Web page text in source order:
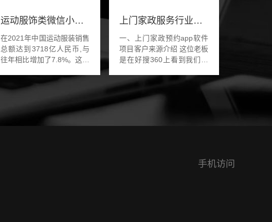
运动服饰类微信小程序开发
在2021年中国运动服装销售
总额达到3718亿人民币,与
往年相比增加了7.8%。这也
规模在不断的扩大，运动服
装销售占比得到进一步的提
上门家政服务行业预约小程序APP系统
一、上门家政预约app软件
项目客户来源介绍 这位老板
是在好搜360上看到我们的
区的关键词找到了我们的网
站排名。想在郑州地区做一
个家政的小程...
手机访问